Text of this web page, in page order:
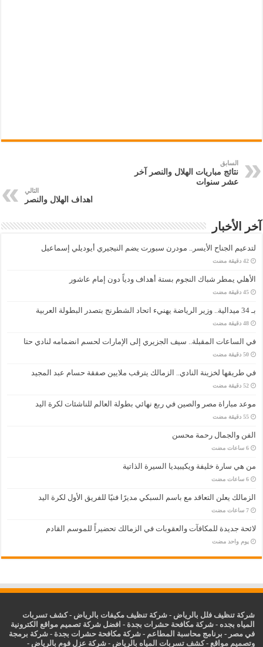
السابق
نتائج مباريات الهلال والنصر آخر
عشر سنوات
التالي
اهداف الهلال والنصر
آخر الأخبار
لتدعيم الجناح الأيسر.. مودرن سبورت يضم النيجيري أيوديلي إسماعيل
‏42 دقيقة مضت
الأهلي يمطر شباك النجوم بستة أهداف ودياً دون إمام عاشور
‏45 دقيقة مضت
بـ 34 ميدالية.. وزير الرياضة يهنيء اتحاد الشطرنج بتصدر البطولة العربية
‏48 دقيقة مضت
في الساعات المقبلة.. سيف الجزيري إلى الإمارات لحسم انضمامه لنادي حتا
‏50 دقيقة مضت
في طريقها لخزينة النادي.. الزمالك يترقب ملايين صفقة حسام عبد المجيد
‏52 دقيقة مضت
موعد مباراة مصر والصين في ربع نهائي بطولة العالم للناشئات لكرة اليد
‏55 دقيقة مضت
الفن والجمال رحمة محسن
‏6 ساعات مضت
من هي سارة خليفة ويكيبيديا السيرة الذاتية
‏6 ساعات مضت
الزمالك يعلن التعاقد مع باسم السبكي مديرًا فنيًا للفريق الأول لكرة اليد
‏7 ساعات مضت
لائحة جديدة للمكافآت والعقوبات في الزمالك تحضيراً للموسم القادم
‏يوم واحد مضت
شركة تنظيف فلل بالرياض -شركة تنظيف مكيفات بالرياض -كشف تسربات
المياه بجده -شركة مكافحة حشرات بجدة - افضل شركة تصميم مواقع الكترونية
في مصر - برنامج محاسبة المطاعم -شركة مكافحة حشرات بجدة -شركة برمجة
وتصميم مواقع -كشف تسربات المياه بالرياض -شركة عزل فوم بالرياض -